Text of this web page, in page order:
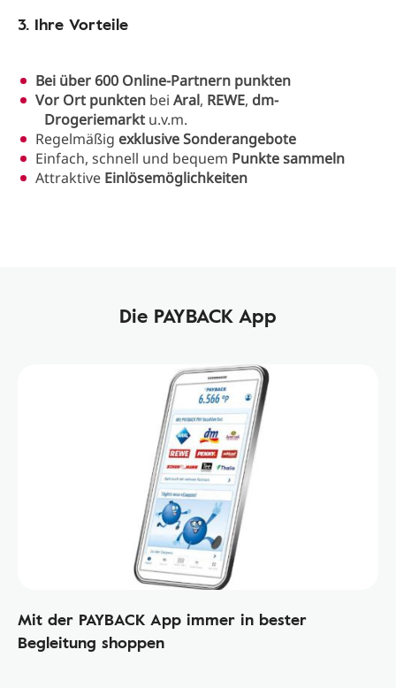
3. Ihre Vorteile
Bei über 600 Online-Partnern punkten
Vor Ort punkten bei Aral, REWE, dm-
Drogeriemarkt u.v.m.
Regelmäßig exklusive Sonderangebote
Einfach, schnell und bequem Punkte sammeln
Attraktive Einlösemöglichkeiten
Die PAYBACK App
Mit der PAYBACK App immer in bester
Begleitung shoppen